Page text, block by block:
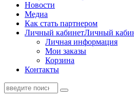
Новости
Медиа
Как стать партнером
Личный кабинетЛичный
Личная информация
Мои заказы
Корзина
Контакты